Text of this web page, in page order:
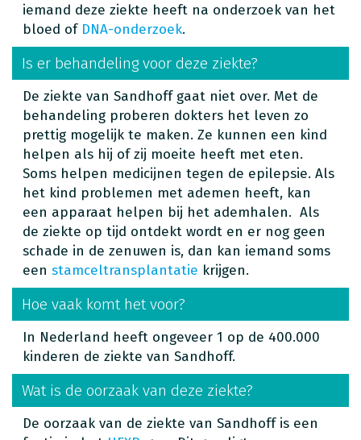
iemand deze ziekte heeft na onderzoek van het
bloed of DNA-onderzoek.
Is er behandeling voor deze ziekte?
De ziekte van Sandhoff gaat niet over. Met de
behandeling proberen dokters het leven zo
prettig mogelijk te maken. Ze kunnen een kind
helpen als hij of zij moeite heeft met eten.
Soms helpen medicijnen tegen de epilepsie. Als
het kind problemen met ademen heeft, kan
een apparaat helpen bij het ademhalen. Als
de ziekte op tijd ontdekt wordt en er nog geen
schade in de zenuwen is, dan kan iemand soms
een stamceltransplantatie krijgen.
Hoe vaak komt het voor?
In Nederland heeft ongeveer 1 op de 400.000
kinderen de ziekte van Sandhoff.
Wat is de oorzaak van deze ziekte?
De oorzaak van de ziekte van Sandhoff is een